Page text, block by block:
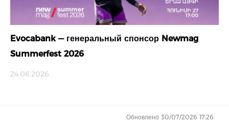
Evocabank — генеральный спонсор Newmag
Summerfest 2026
24.06.2026
Обновлено 30/07/2026 17:26